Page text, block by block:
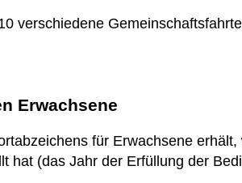
verschiedene
Erwachsene
für Erwachsene
hat (das Jahr der Erfüllung der